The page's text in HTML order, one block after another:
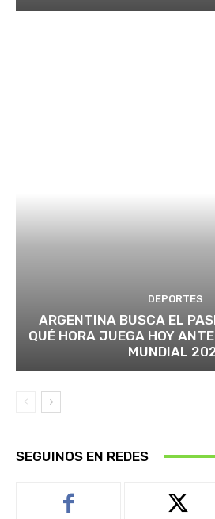
DEPORTES
ARGENTINA BUSCA EL
QUÉ HORA JUEGA HOY
MUNDIAL
SEGUINOS EN REDES